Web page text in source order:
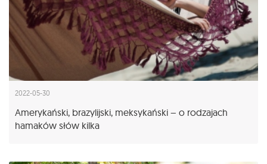
2022-05-30
Amerykański, brazylijski, meksykański – o rodzajach
hamaków słów kilka